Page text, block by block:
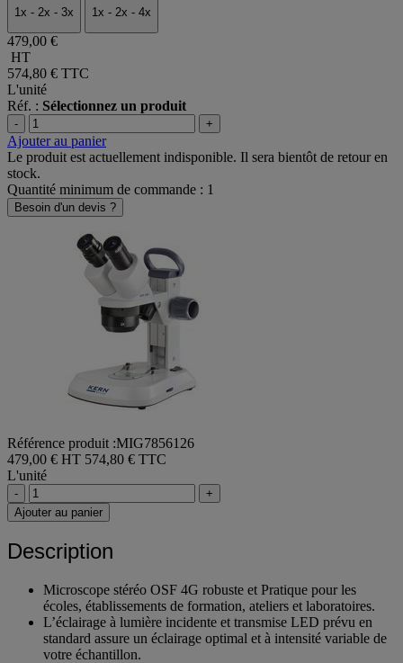
1x - 2x - 3x 1x - 2x - 4x
479,00 €
HT
574,80 € TTC
L'unité
Réf. : Sélectionnez un produit
- +
Ajouter au panier
Le produit est actuellement indisponible. Il sera bientôt de retour en
stock.
Quantité minimum de commande : 1
Besoin d'un devis ?
Référence produit :MIG7856126
479,00 € HT 574,80 € TTC
L'unité
-
+
Ajouter au panier
Description
Microscope stéréo OSF 4G robuste et Pratique pour les
écoles, établissements de formation, ateliers et laboratoires.
L’éclairage à lumière incidente et transmise LED prévu en
standard assure un éclairage optimal et à intensité variable de
votre échantillon.